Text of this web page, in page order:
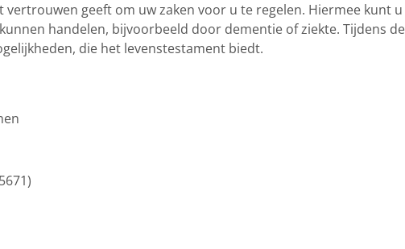
geeft om uw zaken voor u te regelen. Hiermee kunt u
handelen, bijvoorbeeld door dementie of ziekte. Tijdens de
die het levenstestament biedt.